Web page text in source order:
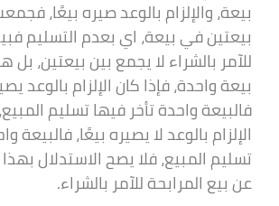
بيعة، والإلزام بالوعد صيره بيعًا،
بيعتين في بيعة، اي بعدم التسليم
للآمر بالشراء لا يجمع بين بيعتين، بل
بيعة واحدة، فإذا كان الإلزام بالوعد
فالبيعة واحدة تأخر فيها تسليم
الإلزام بالوعد لا يصيره بيعًا، فالبيعة
تسليم المبيع، فلا يصح الاستدلال
عن بيع المرابحة للآمر بالشراء.